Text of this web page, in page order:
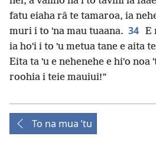
fatu eiaha râ te tamaroa, ia
muri i to ˈna mau tuaana. 34 E
ia hoˈi i to ˈu metua tane e aita
Eita ta ˈu e nehenehe e hiˈo noa
roohia i teie mauiui!”
To na mua ˈtu